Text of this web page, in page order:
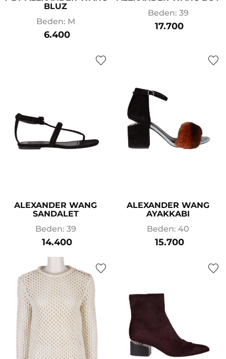
BLUZ
Beden: M
6.400
Beden: 39
17.700
ALEXANDER WANG
SANDALET
Beden: 39
14.400
ALEXANDER WANG
AYAKKABI
Beden: 40
15.700